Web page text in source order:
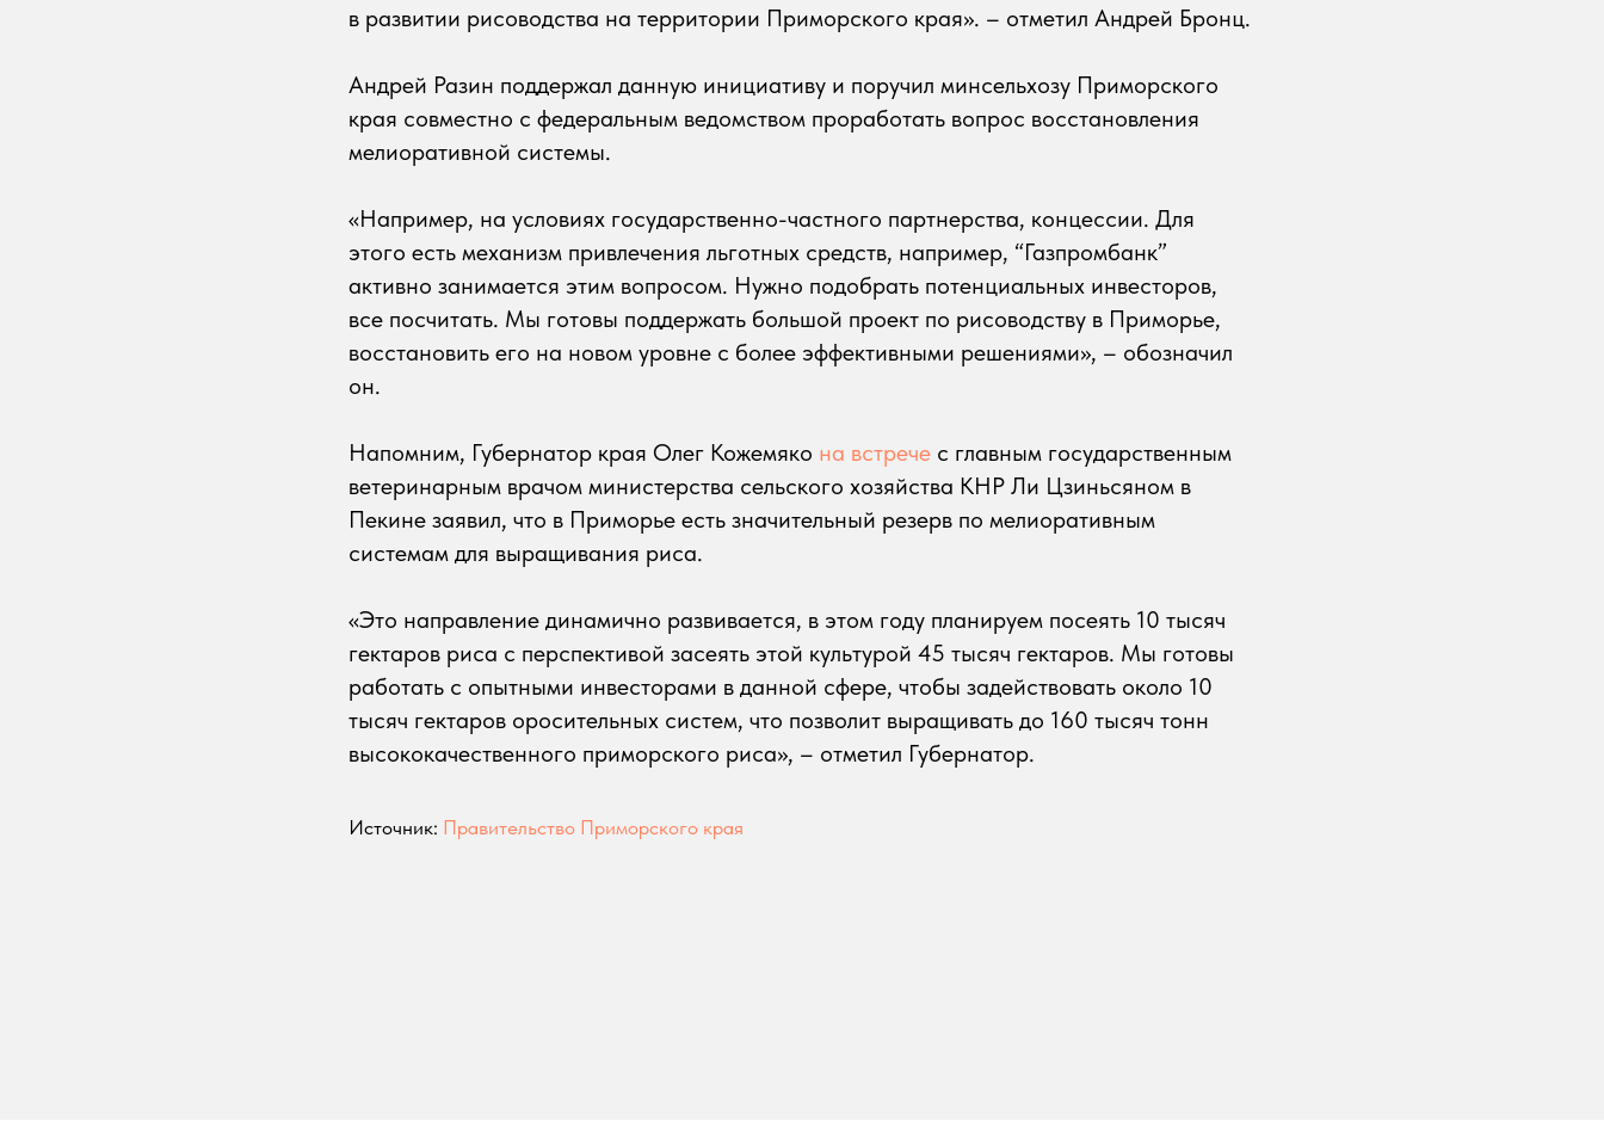
в развитии рисоводства на территории Приморского края». – отметил Андрей Бронц.
Андрей Разин поддержал данную инициативу и поручил минсельхозу Приморского
края совместно с федеральным ведомством проработать вопрос восстановления
мелиоративной системы.
«Например, на условиях государственно-частного партнерства, концессии. Для
этого есть механизм привлечения льготных средств, например, “Газпромбанк”
активно занимается этим вопросом. Нужно подобрать потенциальных инвесторов,
все посчитать. Мы готовы поддержать большой проект по рисоводству в Приморье,
восстановить его на новом уровне с более эффективными решениями», – обозначил
он.
Напомним, Губернатор края Олег Кожемяко на встрече с главным государственным
ветеринарным врачом министерства сельского хозяйства КНР Ли Цзиньсяном в
Пекине заявил, что в Приморье есть значительный резерв по мелиоративным
системам для выращивания риса.
«Это направление динамично развивается, в этом году планируем посеять 10 тысяч
гектаров риса с перспективой засеять этой культурой 45 тысяч гектаров. Мы готовы
работать с опытными инвесторами в данной сфере, чтобы задействовать около 10
тысяч гектаров оросительных систем, что позволит выращивать до 160 тысяч тонн
высококачественного приморского риса», – отметил Губернатор.
Источник: Правительство Приморского края